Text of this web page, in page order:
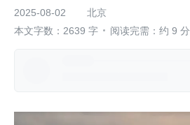
2025-08-02
北京
本文字数：2639 字
阅读完需：约 9